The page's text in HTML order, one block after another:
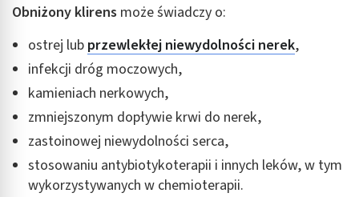
Obniżony klirens może świadczy o:
ostrej lub przewlekłej niewydolności nerek,
infekcji dróg moczowych,
kamieniach nerkowych,
zmniejszonym dopływie krwi do nerek,
zastoinowej niewydolności serca,
stosowaniu antybiotykoterapii i innych leków, w tym
wykorzystywanych w chemioterapii.
Reklama / śledzenie